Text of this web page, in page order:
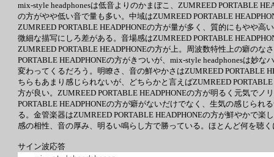
mix-style headphonesは低音よりのかまぼこ、ZUMREED PORTABLE
の方がやや低い音で量も多い。中域はZUMREED PORTABLE
ZUMREED PORTABLE HEADPHONEの方が量が多く、質的にもやや
微細な描写にしろ差がある。音場感はZUMREED PORTABLE
ZUMREED PORTABLE HEADPHONEの方が上。周波数特性上の癖の
PORTABLE HEADPHONEの方がきついが、mix-style headphonesは妙
変わってくるだろう。明瞭さ、音の鮮やかさはZUMREED PORTABLE
ちらもあまり感じられないが、どちらかと言えばZUMREED
方が良い。ZUMREED PORTABLE HEADPHONEの方が明るく元気でノ
PORTABLE HEADPHONEの方が癖がないだけでなく、生気の感じられ
る。金管楽器はZUMREED PORTABLE HEADPHONEの方が鮮やかで
感の相性、音の厚み、明るい鳴らし方で勝っている。ほとんど何を聴
サイン波応答